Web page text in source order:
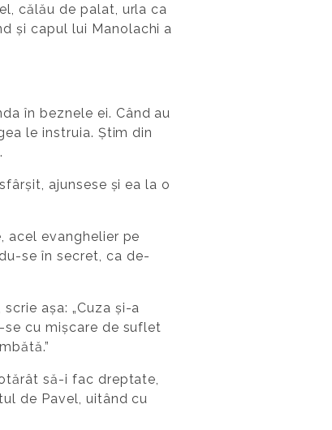
călău de palat, urla ca
și capul lui Manolachi a
în beznele ei. Când au
le instruia. Știm din
ajunsese și ea la o
acel evanghelier pe
se în secret, ca de-
așa: „Cuza și-a
cu mișcare de suflet
să-i fac dreptate,
de Pavel, uitând cu